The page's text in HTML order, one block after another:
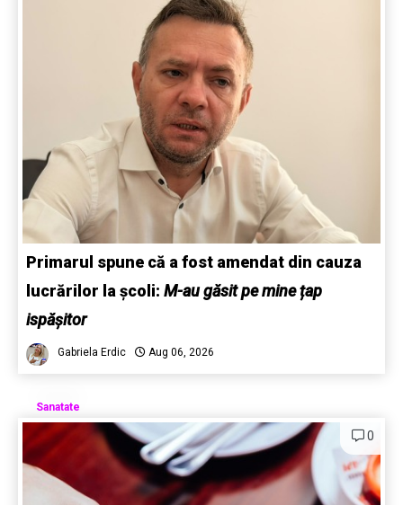
Primarul spune că a fost amendat din cauza
lucrărilor la școli: M-au găsit pe mine țap
ispășitor
Gabriela Erdic Aug 06, 2026
Sanatate
0